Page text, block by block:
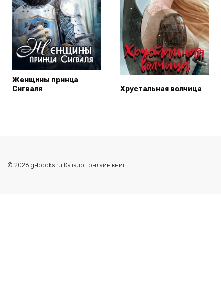
Женщины принца
Сигваля
Хрустальная волчица
© 2026 g-books.ru Каталог онлайн книг